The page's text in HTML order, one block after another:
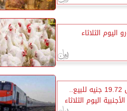
اليوم الثلاثاء
الدولار يسجل 19.72 جنيه للبيع..
اليوم الثلاثاء